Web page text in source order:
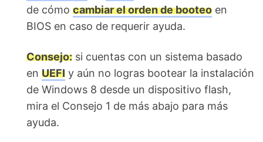
de cómo cambiar el orden de booteo en
BIOS en caso de requerir ayuda.
Consejo: si cuentas con un sistema basado
en UEFI y aún no logras bootear la instalación
de Windows 8 desde un dispositivo flash,
mira el Consejo 1 de más abajo para más
ayuda.